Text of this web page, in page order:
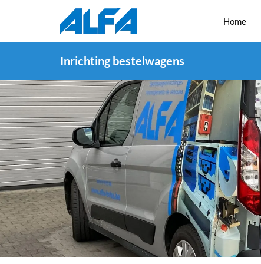
Home
Inrichting bestelwagens